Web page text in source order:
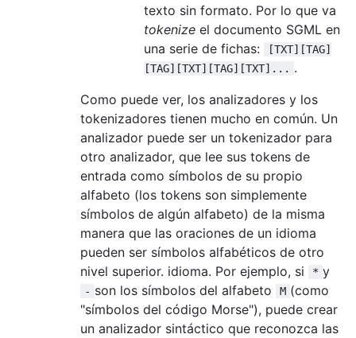
texto sin formato. Por lo que va
tokenize el documento SGML en
una serie de fichas:
[TXT][TAG]
[TAG][TXT][TAG][TXT]... .
Como puede ver, los analizadores y los
tokenizadores tienen mucho en común. Un
analizador puede ser un tokenizador para
otro analizador, que lee sus tokens de
entrada como símbolos de su propio
alfabeto (los tokens son simplemente
símbolos de algún alfabeto) de la misma
manera que las oraciones de un idioma
pueden ser símbolos alfabéticos de otro
nivel superior. idioma. Por ejemplo, si
* y
- son los símbolos del alfabeto M (como
"símbolos del código Morse"), puede crear
un analizador sintáctico que reconozca las